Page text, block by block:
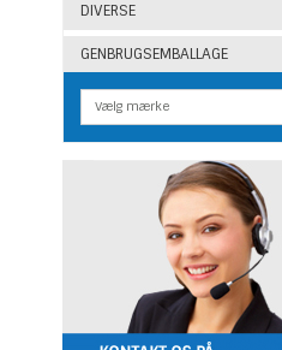
DIVERSE
GENBRUGSEMBALLAGE